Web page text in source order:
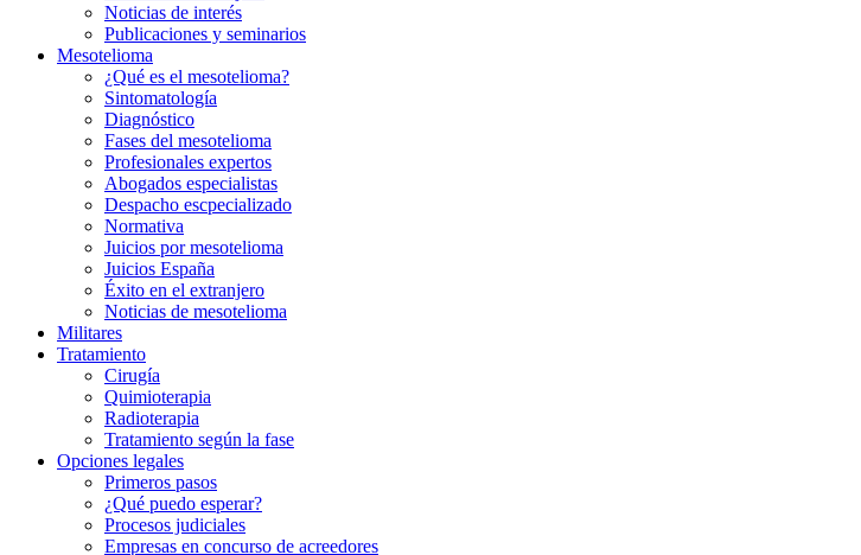
Noticias de interés
Publicaciones y seminarios
Mesotelioma
¿Qué es el mesotelioma?
Sintomatología
Diagnóstico
Fases del mesotelioma
Profesionales expertos
Abogados especialistas
Despacho escpecializado
Normativa
Juicios por mesotelioma
Juicios España
Éxito en el extranjero
Noticias de mesotelioma
Militares
Tratamiento
Cirugía
Quimioterapia
Radioterapia
Tratamiento según la fase
Opciones legales
Primeros pasos
¿Qué puedo esperar?
Procesos judiciales
Empresas en concurso de acreedores